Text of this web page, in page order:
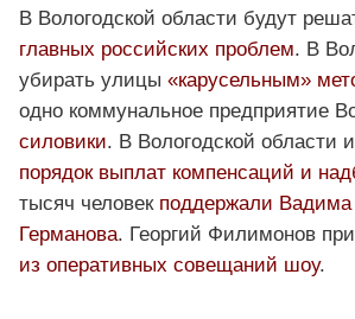
В Вологодской области будут
главных российских проблем. В
убирать улицы «карусельным»
одно коммунальное предприятие
силовики. В Вологодской области
порядок выплат компенсаций и
тысяч человек поддержали Вадима
Германова. Георгий Филимонов
из оперативных совещаний шоу.